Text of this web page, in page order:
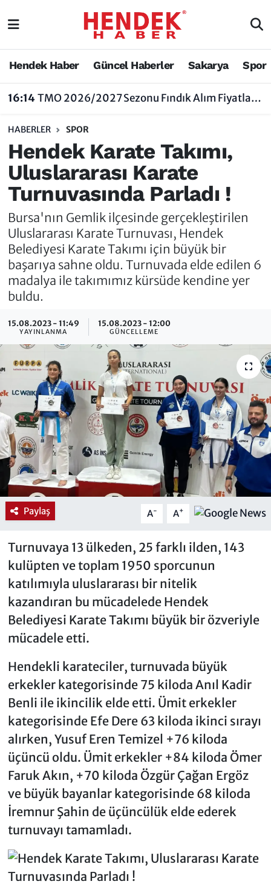
Hendek Haber Güncel Haberler Sakarya Spor
16:14TMO 2026/2027 Sezonu Fındık Alım Fiyatlarını Açıkladı
HABERLER SPOR
Hendek Karate Takımı,
Uluslararası Karate
Turnuvasında Parladı !
Bursa'nın Gemlik ilçesinde gerçekleştirilen
Uluslararası Karate Turnuvası, Hendek
Belediyesi Karate Takımı için büyük bir
başarıya sahne oldu. Turnuvada elde edilen 6
madalya ile takımımız kürsüde kendine yer
buldu.
15.08.2023 - 11:49
YAYINLANMA
15.08.2023 - 12:00
GÜNCELLEME
Paylaş A- A+
Turnuvaya 13 ülkeden, 25 farklı ilden, 143
kulüpten ve toplam 1950 sporcunun
katılımıyla uluslararası bir nitelik
kazandıran bu mücadelede Hendek
Belediyesi Karate Takımı büyük bir özveriyle
mücadele etti.
Hendekli karateciler, turnuvada büyük
erkekler kategorisinde 75 kiloda Anıl Kadir
Benli ile ikincilik elde etti. Ümit erkekler
kategorisinde Efe Dere 63 kiloda ikinci sırayı
alırken, Yusuf Eren Temizel +76 kiloda
üçüncü oldu. Ümit erkekler +84 kiloda Ömer
Faruk Akın, +70 kiloda Özgür Çağan Ergöz
ve büyük bayanlar kategorisinde 68 kiloda
İremnur Şahin de üçüncülük elde ederek
turnuvayı tamamladı.
Hendek Haber
Nöbetçi Eczaneler
Vefat Edenler
Hendek Haber
Hakkında
Hendek Haber Reklam Servisi
Künye
İletişim
Sakarya Nöbetçi Eczaneler
Sakarya Trafik Yoğunluk Haritası
Tüm Manşetler
Son Dakika Haberleri
Haber Arşivi